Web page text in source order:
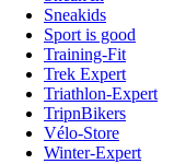
Sneakids
Sport is good
Training-Fit
Trek Expert
Triathlon-Expert
TripnBikers
Vélo-Store
Winter-Expert